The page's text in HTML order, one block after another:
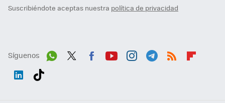
Suscribiéndote aceptas nuestra política de privacidad
Síguenos